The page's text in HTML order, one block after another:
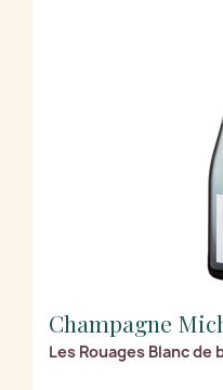
Champagne
Les Rouages Blanc de